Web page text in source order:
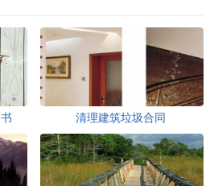
清理建筑垃圾合同